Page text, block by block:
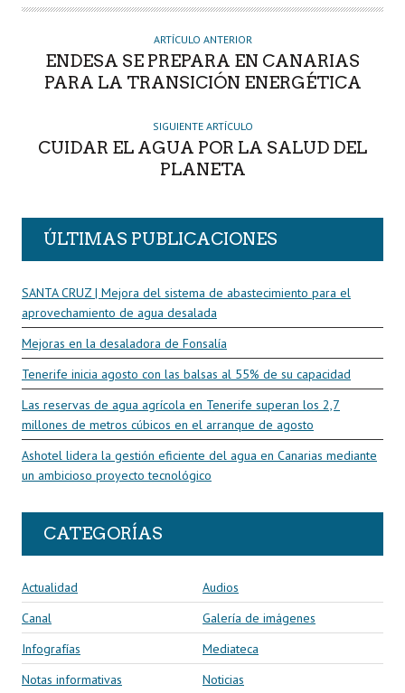
O
ARTÍCULO ANTERIOR
ENDESA SE PREPARA EN CANARIAS
PARA LA TRANSICIÓN ENERGÉTICA
SIGUIENTE ARTÍCULO
CUIDAR EL AGUA POR LA SALUD DEL
PLANETA
ÚLTIMAS PUBLICACIONES
SANTA CRUZ | Mejora del sistema de abastecimiento para el
aprovechamiento de agua desalada
Mejoras en la desaladora de Fonsalía
Tenerife inicia agosto con las balsas al 55% de su capacidad
Las reservas de agua agrícola en Tenerife superan los 2,7
millones de metros cúbicos en el arranque de agosto
Ashotel lidera la gestión eficiente del agua en Canarias mediante
un ambicioso proyecto tecnológico
CATEGORÍAS
Actualidad
Audios
Canal
Galería de imágenes
Infografías
Mediateca
Notas informativas
Noticias